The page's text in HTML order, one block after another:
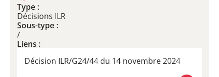
Type :
Décisions ILR
Sous-type :
/
Liens :
Décision ILR/G24/44 du 14 novembre 2024